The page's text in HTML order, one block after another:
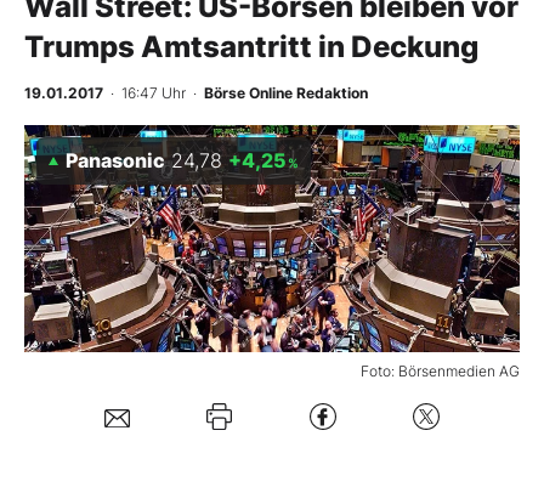
Finanz-Check
BO-Musterdepots
Experten
Mein B:O
Trumps Amtsantritt in Deckung
19.01.2017 · 16:47 Uhr · Börse Online Redaktion
Foto: Börsenmedien AG
Panasonic 24,78 +4,25%